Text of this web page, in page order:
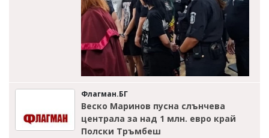
Флагман.БГ
Веско Маринов пусна слънчева
централа за над 1 млн. евро край
Полски Тръмбеш